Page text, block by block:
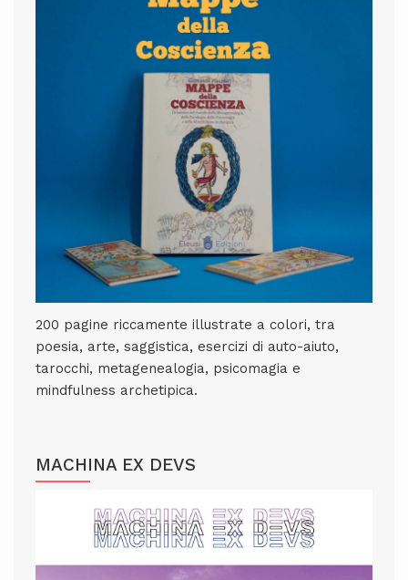
200 pagine riccamente illustrate a colori, tra
poesia, arte, saggistica, esercizi di auto-aiuto,
tarocchi, metagenealogia, psicomagia e
mindfulness archetipica.
MACHINA EX DEVS